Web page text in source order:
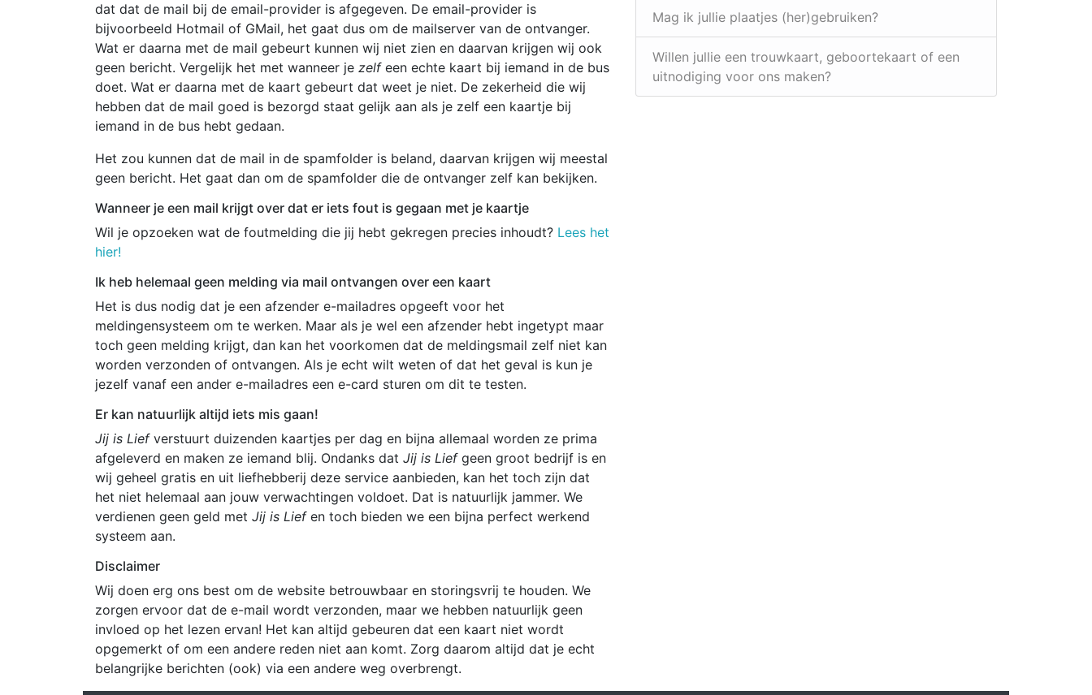
dat dat de mail bij de email-provider is afgegeven. De email-provider is
bijvoorbeeld Hotmail of GMail, het gaat dus om de mailserver van de ontvanger.
Wat er daarna met de mail gebeurt kunnen wij niet zien en daarvan krijgen wij ook
geen bericht. Vergelijk het met wanneer je zelfeen echte kaart bij iemand in de bus
doet. Wat er daarna met de kaart gebeurt dat weet je niet. De zekerheid die wij
hebben dat de mail goed is bezorgd staat gelijk aan als je zelf een kaartje bij
iemand in de bus hebt gedaan.
Het zou kunnen dat de mail in de spamfolder is beland, daarvan krijgen wij meestal
geen bericht. Het gaat dan om de spamfolder die de ontvanger zelf kan bekijken.
Wanneer je een mail krijgt over dat er iets fout is gegaan met je kaartje
Wil je opzoeken wat de foutmelding die jij hebt gekregen precies inhoudt? Lees het
hier!
Ik heb helemaal geen melding via mail ontvangen over een kaart
Het is dus nodig dat je een afzender e-mailadres opgeeft voor het
meldingensysteem om te werken. Maar als je wel een afzender hebt ingetypt maar
toch geen melding krijgt, dan kan het voorkomen dat de meldingsmail zelf niet kan
worden verzonden of ontvangen. Als je echt wilt weten of dat het geval is kun je
jezelf vanaf een ander e-mailadres een e-card sturen om dit te testen.
Er kan natuurlijk altijd iets mis gaan!
Jij is Liefverstuurt duizenden kaartjes per dag en bijna allemaal worden ze prima
afgeleverd en maken ze iemand blij. Ondanks dat Jij is Liefgeen groot bedrijf is en
wij geheel gratis en uit liefhebberij deze service aanbieden, kan het toch zijn dat
het niet helemaal aan jouw verwachtingen voldoet. Dat is natuurlijk jammer. We
verdienen geen geld met Jij is Liefen toch bieden we een bijna perfect werkend
systeem aan.
Disclaimer
Wij doen erg ons best om de website betrouwbaar en storingsvrij te houden. We
zorgen ervoor dat de e-mail wordt verzonden, maar we hebben natuurlijk geen
invloed op het lezen ervan! Het kan altijd gebeuren dat een kaart niet wordt
opgemerkt of om een andere reden niet aan komt. Zorg daarom altijd dat je echt
belangrijke berichten (ook) via een andere weg overbrengt.
Mag ik jullie plaatjes (her)gebruiken?
Willen jullie een trouwkaart, geboortekaart of een
uitnodiging voor ons maken?